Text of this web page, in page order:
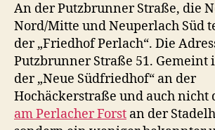
An der Putzbrunner Straße, die
Nord/Mitte und Neuperlach Süd
der „Friedhof Perlach“. Die
Putzbrunner Straße 51. Gemeint
der „Neue Südfriedhof“ an der
Hochäckerstraße und auch nicht
am Perlacher Forst an der